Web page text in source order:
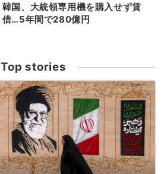
韓国、大統領専用機を購入せず賃
借…5年間で280億円
Top stories